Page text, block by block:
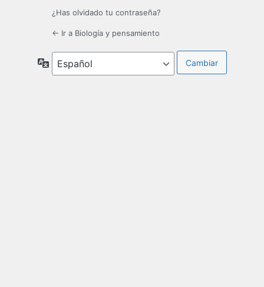
¿Has olvidado tu contraseña?
← Ir a Biología y pensamiento
Idioma